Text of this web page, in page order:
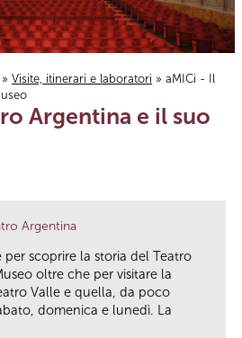
» Visite, itinerari e laboratori » aMICi - Il
Argentina e il suo
Argentina
per scoprire la storia del Teatro
oltre che per visitare la
Valle e quella, da poco
domenica e lunedì. La